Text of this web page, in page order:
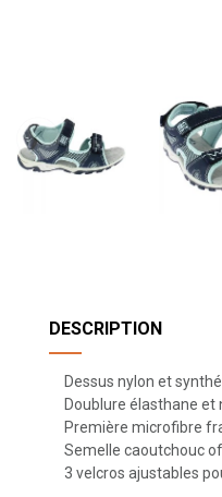
DESCRIPTION
Dessus nylon et
Doublure élasthane et
Première microfibre
Semelle caoutchouc
3 velcros ajustables